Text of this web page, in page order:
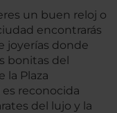
un buen reloj o
encontrarás
joyerías donde
bonitas del
la Plaza
reconocida
del lujo y la